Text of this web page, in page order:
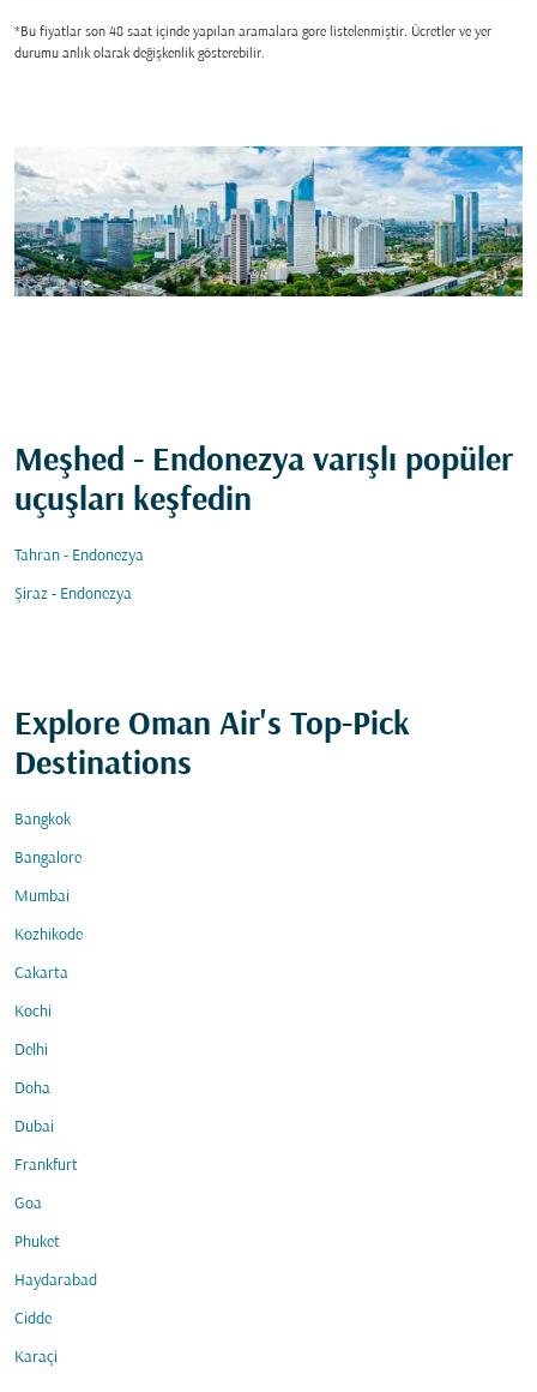
*Bu fiyatlar son 48 saat içinde yapılan aramalara gore listelenmiştir. Ücretler ve yer
durumu anlık olarak değişkenlik gösterebilir.
Meşhed - Endonezya varışlı popüler
uçuşları keşfedin
Tahran - Endonezya
Şiraz - Endonezya
Explore Oman Air's Top-Pick
Destinations
Bangkok
Bangalore
Mumbai
Kozhikode
Cakarta
Kochi
Delhi
Doha
Dubai
Frankfurt
Goa
Phuket
Haydarabad
Cidde
Karaçi